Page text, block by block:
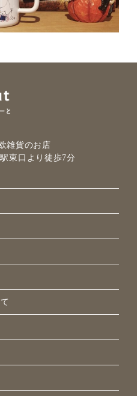
雑貨のお店
東口より徒歩7分